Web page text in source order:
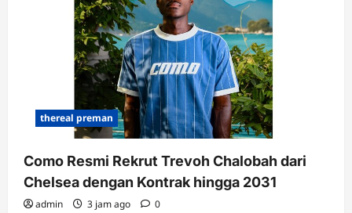
thereal preman
Como Resmi Rekrut Trevoh Chalobah dari
Chelsea dengan Kontrak hingga 2031
admin 3 jam ago 0